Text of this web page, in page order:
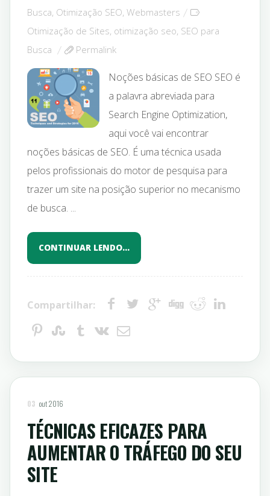
Busca, Otimização SEO, Webmasters
Otimização de Sites, otimização seo, SEO para
Busca
Permalink
Noções básicas de SEO SEO é
a palavra abreviada para
Search Engine Optimization,
aqui você vai encontrar
noções básicas de SEO. É uma técnica usada
pelos profissionais do motor de pesquisa para
trazer um site na posição superior no mecanismo
de busca. ...
CONTINUAR LENDO…
Compartilhar:
03 out 2016
TÉCNICAS EFICAZES PARA
AUMENTAR O TRÁFEGO DO SEU
SITE